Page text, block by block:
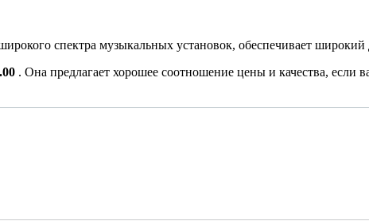
спектра музыкальных установок, обеспечивает
. Она предлагает хорошее соотношение цены и качества, если